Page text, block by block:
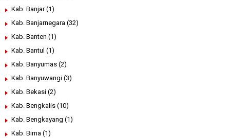
Kab. Banjar (1)
Kab. Banjarnegara (32)
Kab. Banten (1)
Kab. Bantul (1)
Kab. Banyumas (2)
Kab. Banyuwangi (3)
Kab. Bekasi (2)
Kab. Bengkalis (10)
Kab. Bengkayang (1)
Kab. Bima (1)